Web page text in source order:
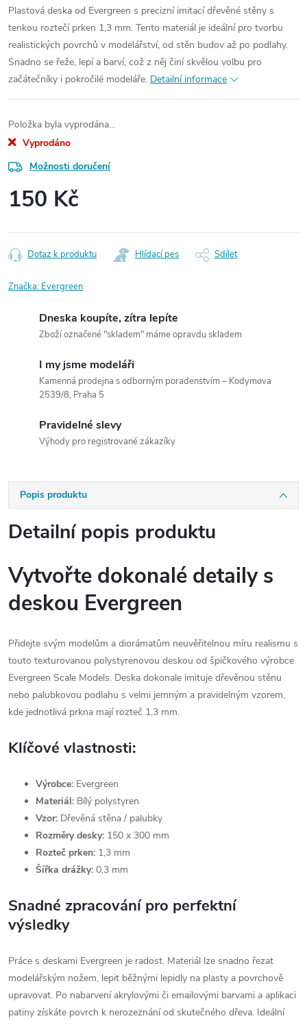
Plastová deska od Evergreen s precizní imitací dřevěné stěny s
tenkou roztečí prken 1,3 mm. Tento materiál je ideální pro tvorbu
realistických povrchů v modelářství, od stěn budov až po podlahy.
Snadno se řeže, lepí a barví, což z něj činí skvělou volbu pro
začátečníky i pokročilé modeláře. Detailní informace
Položka byla vyprodána…
Vyprodáno
Možnosti doručení
150 Kč
cena:
Dotaz k produktu Hlídací pes Sdílet
Značka: Evergreen
Dneska koupíte, zítra lepíte
Zboží označené "skladem" máme opravdu skladem
I my jsme modeláři
Kamenná prodejna s odborným poradenstvím – Kodymova
2539/8, Praha 5
Pravidelné slevy
Výhody pro registrované zákazíky
Popis produktu
Detailní popis produktu
Vytvořte dokonalé detaily s
deskou Evergreen
Přidejte svým modelům a diorámatům neuvěřitelnou míru realismu s
touto texturovanou polystyrenovou deskou od špičkového výrobce
Evergreen Scale Models. Deska dokonale imituje dřevěnou stěnu
nebo palubkovou podlahu s velmi jemným a pravidelným vzorem,
kde jednotlivá prkna mají rozteč 1,3 mm.
Klíčové vlastnosti:
Výrobce: Evergreen
Materiál: Bílý polystyren
Vzor: Dřevěná stěna / palubky
Rozměry desky: 150 x 300 mm
Rozteč prken: 1,3 mm
Šířka drážky: 0,3 mm
Snadné zpracování pro perfektní
výsledky
Práce s deskami Evergreen je radost. Materiál lze snadno řezat
modelářským nožem, lepit běžnými lepidly na plasty a povrchově
upravovat. Po nabarvení akrylovými či emailovými barvami a aplikaci
patiny získáte povrch k nerozeznání od skutečného dřeva. Ideální